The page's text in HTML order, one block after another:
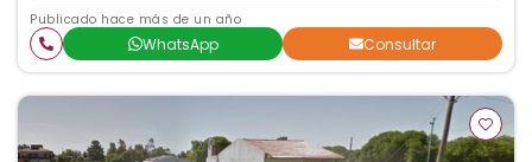
Publicado hace más de un año
WhatsApp Consultar